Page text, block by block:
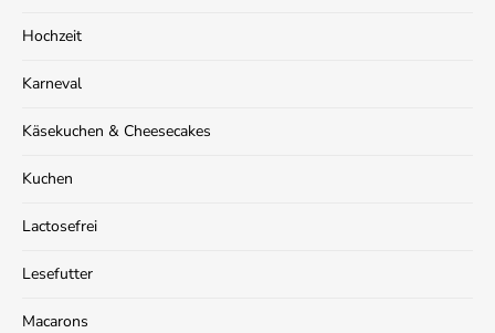
Hochzeit
Karneval
Käsekuchen & Cheesecakes
Kuchen
Lactosefrei
Lesefutter
Macarons